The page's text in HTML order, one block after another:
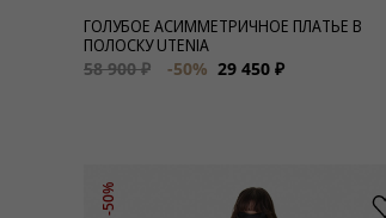
ГОЛУБОЕ АСИММЕТРИЧНОЕ ПЛАТЬЕ В
ПОЛОСКУ UTENIA
58 900 ₽
-50% 29 450 ₽
-50%